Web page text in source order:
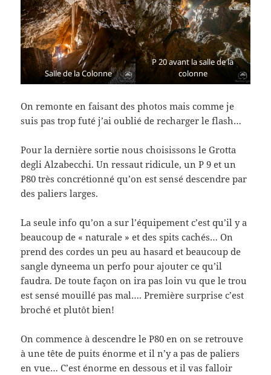
Salle de la Colonne
P 20 avant la salle de la
colonne
On remonte en faisant des photos mais comme je
suis pas trop futé j’ai oublié de recharger le flash…
Pour la dernière sortie nous choisissons le Grotta
degli Alzabecchi. Un ressaut ridicule, un P 9 et un
P80 très concrétionné qu’on est sensé descendre par
des paliers larges.
La seule info qu’on a sur l’équipement c’est qu’il y a
beaucoup de « naturale » et des spits cachés… On
prend des cordes un peu au hasard et beaucoup de
sangle dyneema un perfo pour ajouter ce qu’il
faudra. De toute façon on ira pas loin vu que le trou
est sensé mouillé pas mal…. Première surprise c’est
broché et plutôt bien!
On commence à descendre le P80 en on se retrouve
à une tête de puits énorme et il n’y a pas de paliers
en vue… C’est énorme en dessous et il vas falloir